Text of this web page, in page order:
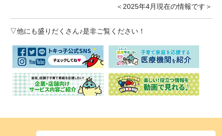
＜2025年4月現在の情報です＞
▽他にも盛りだくさん♪是非ご覧ください！